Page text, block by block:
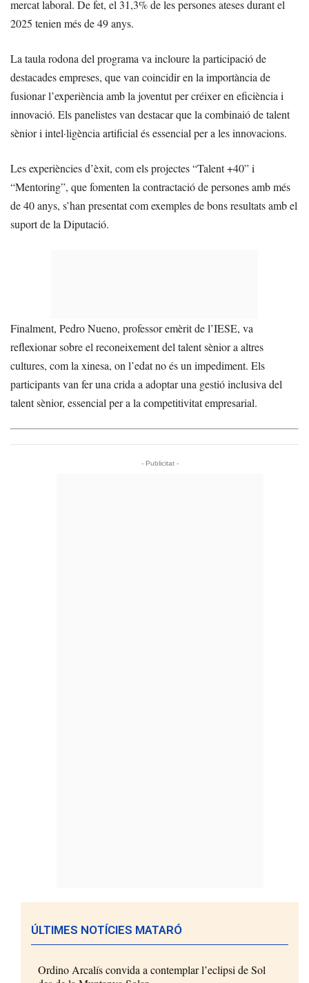
mercat laboral. De fet, el 31,3% de les persones ateses durant el
2025 tenien més de 49 anys.
La taula rodona del programa va incloure la participació de
destacades empreses, que van coincidir en la importància de
fusionar l’experiència amb la joventut per créixer en eficiència i
innovació. Els panelistes van destacar que la combinaió de talent
sènior i intel·ligència artificial és essencial per a les innovacions.
Les experiències d’èxit, com els projectes “Talent +40” i
“Mentoring”, que fomenten la contractació de persones amb més
de 40 anys, s’han presentat com exemples de bons resultats amb el
suport de la Diputació.
Finalment, Pedro Nueno, professor emèrit de l’IESE, va
reflexionar sobre el reconeixement del talent sènior a altres
cultures, com la xinesa, on l’edat no és un impediment. Els
participants van fer una crida a adoptar una gestió inclusiva del
talent sènior, essencial per a la competitivitat empresarial.
- Publicitat -
ÚLTIMES NOTÍCIES MATARÓ
Ordino Arcalís convida a contemplar l’eclipsi de Sol